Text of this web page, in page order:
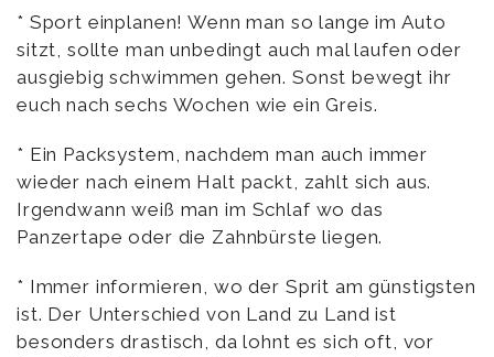
* Sport einplanen! Wenn man so lange im Auto
sitzt, sollte man unbedingt auch mal laufen oder
ausgiebig schwimmen gehen. Sonst bewegt ihr
euch nach sechs Wochen wie ein Greis.
* Ein Packsystem, nachdem man auch immer
wieder nach einem Halt packt, zahlt sich aus.
Irgendwann weiß man im Schlaf wo das
Panzertape oder die Zahnbürste liegen.
* Immer informieren, wo der Sprit am günstigsten
ist. Der Unterschied von Land zu Land ist
besonders drastisch, da lohnt es sich oft, vor